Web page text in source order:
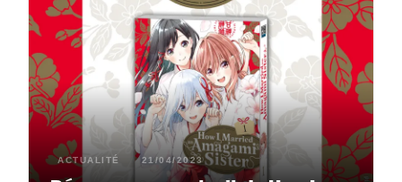
ACTUALITÉ 21/04/2023